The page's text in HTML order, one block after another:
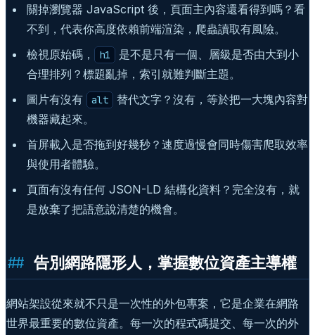
關掉瀏覽器 JavaScript 後，頁面主內容還看得到嗎？看
不到，代表你高度依賴前端渲染，爬蟲讀取有風險。
檢視原始碼，
h1
是不是只有一個、層級是否由大到小
合理排列？標題亂掉，索引就難判斷主題。
圖片有沒有
alt
替代文字？沒有，等於把一大塊內容對
機器藏起來。
首屏載入是否拖到好幾秒？速度過慢會同時傷害爬取效率
與使用者體驗。
頁面有沒有任何 JSON-LD 結構化資料？完全沒有，就
是放棄了把語意說清楚的機會。
告別網路隱形人，掌握數位資產主導權
網站架設從來就不只是一次性的外包專案，它是企業在網路
世界最重要的數位資產。每一次的程式碼提交、每一次的外